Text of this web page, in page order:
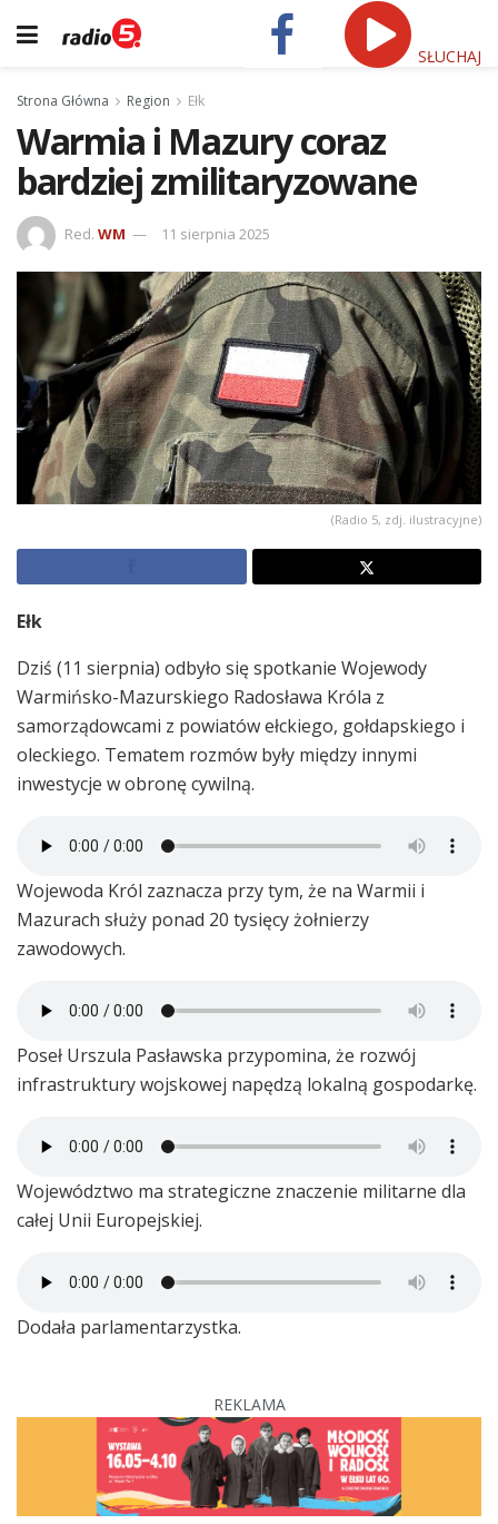
SŁUCHAJ
Strona Główna Region Ełk
Warmia i Mazury coraz
bardziej zmilitaryzowane
Red. WM 11 sierpnia 2025
(Radio 5, zdj. ilustracyjne)
Ełk
Dziś (11 sierpnia) odbyło się spotkanie Wojewody
Warmińsko-Mazurskiego Radosława Króla z
samorządowcami z powiatów ełckiego, gołdapskiego i
oleckiego. Tematem rozmów były między innymi
inwestycje w obronę cywilną.
Wojewoda Król zaznacza przy tym, że na Warmii i
Mazurach służy ponad 20 tysięcy żołnierzy
zawodowych.
Poseł Urszula Pasławska przypomina, że rozwój
infrastruktury wojskowej napędzą lokalną gospodarkę.
Województwo ma strategiczne znaczenie militarne dla
całej Unii Europejskiej.
Dodała parlamentarzystka.
REKLAMA